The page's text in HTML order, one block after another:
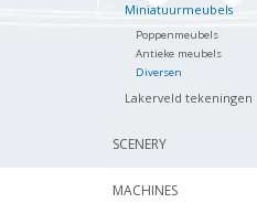
Miniatuurmeubels
Poppenmeubels
Antieke meubels
Diversen
Lakerveld tekeningen
SCENERY
MACHINES